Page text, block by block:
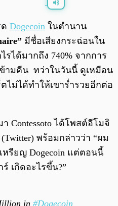
0:00
Dogecoin ในตำนาน
มีชื่อเสียงกระฉ่อนใน
รได้มากถึง 740% จากการ
ข้ามคืน ทว่าในวันนี้ ดูเหมือน
ม่ได้ทำให้เขาร่ำรวยอีกต่อ
Contessoto ได้โพสต์อีโมจิ
พร้อมกล่าวว่า “ผม
หรียญ Dogecoin แต่ตอนนี้
ร์ เกิดอะไรขึ้น?”
in #Dogecoin